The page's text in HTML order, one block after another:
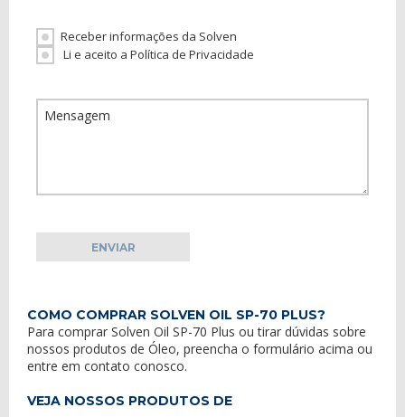
Receber informações da Solven
Li e aceito a Política de Privacidade
COMO COMPRAR SOLVEN OIL SP-70 PLUS?
Para comprar Solven Oil SP-70 Plus ou tirar dúvidas sobre
nossos produtos de Óleo, preencha o formulário acima ou
entre em contato conosco.
VEJA NOSSOS PRODUTOS DE